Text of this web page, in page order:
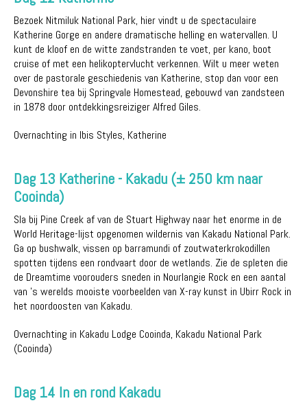
Bezoek Nitmiluk National Park, hier vindt u de spectaculaire
Katherine Gorge en andere dramatische helling en watervallen. U
kunt de kloof en de witte zandstranden te voet, per kano, boot
cruise of met een helikoptervlucht verkennen. Wilt u meer weten
over de pastorale geschiedenis van Katherine, stop dan voor een
Devonshire tea bij Springvale Homestead, gebouwd van zandsteen
in 1878 door ontdekkingsreiziger Alfred Giles.
Overnachting in Ibis Styles, Katherine
Dag 13 Katherine - Kakadu (± 250 km naar
Cooinda)
Sla bij Pine Creek af van de Stuart Highway naar het enorme in de
World Heritage-lijst opgenomen wildernis van Kakadu National Park.
Ga op bushwalk, vissen op barramundi of zoutwaterkrokodillen
spotten tijdens een rondvaart door de wetlands. Zie de spleten die
de Dreamtime voorouders sneden in Nourlangie Rock en een aantal
van 's werelds mooiste voorbeelden van X-ray kunst in Ubirr Rock in
het noordoosten van Kakadu.
Overnachting in Kakadu Lodge Cooinda, Kakadu National Park
(Cooinda)
Dag 14 In en rond Kakadu